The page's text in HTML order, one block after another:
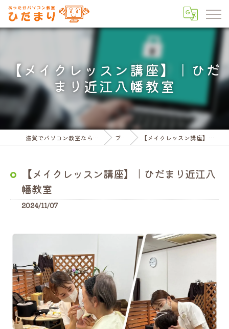
【メイクレッスン講座】｜ひだ
まり近江八幡教室
滋賀でパソコン教室ならパソコン教室ひだまり ブログ 【メイクレッスン講座】｜ひだまり近江八幡教室
【メイクレッスン講座】｜ひだまり近江八
幡教室
2024/11/07